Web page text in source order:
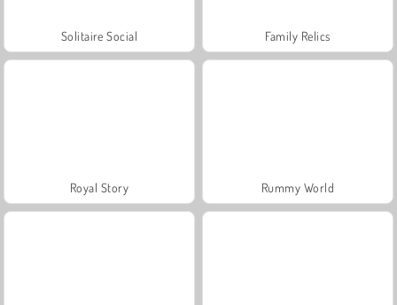
Solitaire Social Family Relics
Royal Story Rummy World